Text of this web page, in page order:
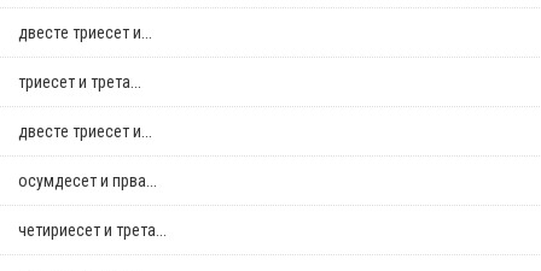
двестe триесет и...
триесет и трета...
двестe триесет и...
осумдесет и прва...
четириесет и трета...